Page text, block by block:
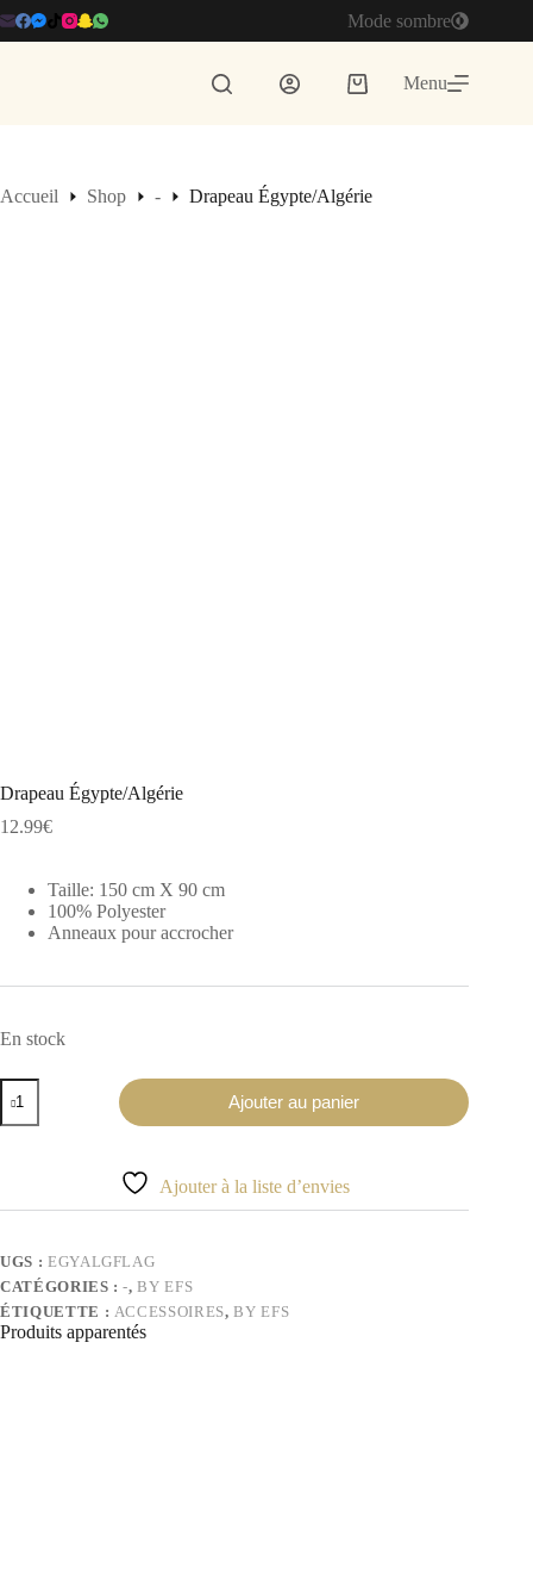
Passer
au
Mode sombre
Panier
Menu
Accueil Shop - Drapeau Égypte/Algérie
Drapeau Égypte/Algérie
12.99€
Taille: 150 cm X 90 cm
100% Polyester
Anneaux pour accrocher
En stock
quantité
de
Drapeau
Ajouter au panier
Ajouter à la liste d’envies
UGS : EGYALGFLAG
CATÉGORIES :-,BY EFS
ÉTIQUETTE : ACCESSOIRES,BY EFS
Produits apparentés